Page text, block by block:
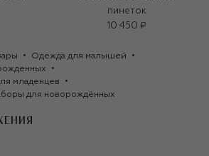
пинеток
10 450 ₽
Одежда для малышей
младенцев
для новорождённых